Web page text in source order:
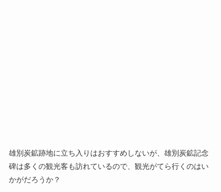
雄別炭鉱跡地に立ち入りはおすすめしないが、雄別炭鉱記念
碑は多くの観光客も訪れているので、観光がてら行くのはい
かがだろうか？